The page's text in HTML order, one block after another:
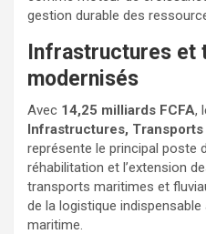
gestion durable des
Infrastructures et
modernisés
Avec 14,25 milliards FCFA,
Infrastructures,
représente le principal poste
réhabilitation et l’extension
transports maritimes et
de la logistique
maritime.